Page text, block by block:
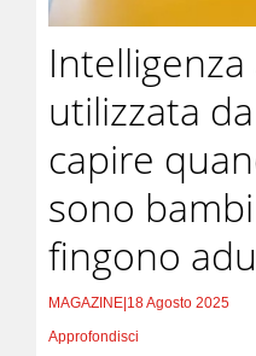
utilizzata
capire
sono
fingono
MAGAZINE 18 Agosto 2025
Approfondisci